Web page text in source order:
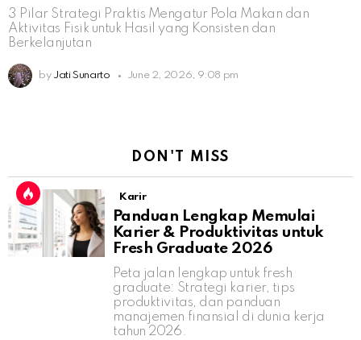
3 Pilar Strategi Praktis Mengatur Pola Makan dan
Aktivitas Fisik untuk Hasil yang Konsisten dan
Berkelanjutan
by Jati Sunarto June 2, 2026, 9:08 pm
DON'T MISS
Karir
Panduan Lengkap Memulai
Karier & Produktivitas untuk
Fresh Graduate 2026
Peta jalan lengkap untuk fresh
graduate: Strategi karier, tips
produktivitas, dan panduan
manajemen finansial di dunia kerja
tahun 2026.